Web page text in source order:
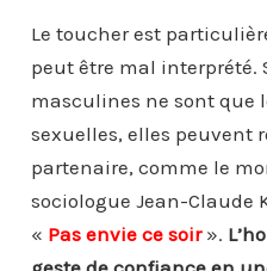
Le toucher est
peut être mal interprété.
masculines ne sont que
sexuelles, elles peuvent
partenaire, comme le
sociologue Jean-Claude
« Pas envie ce soir ».